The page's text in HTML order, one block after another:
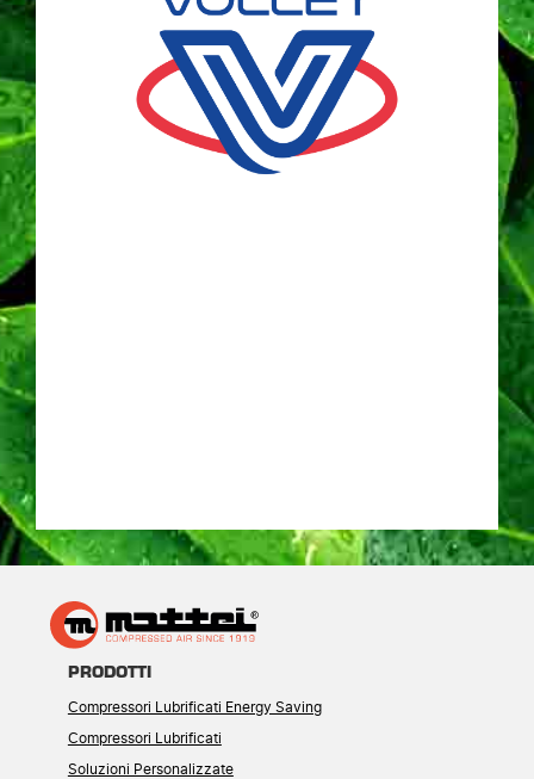
PRODOTTI
Compressori Lubrificati Energy Saving
Compressori Lubrificati
Soluzioni Personalizzate